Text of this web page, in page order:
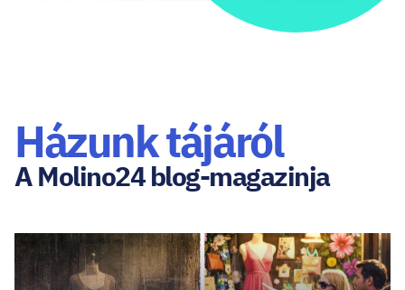
Házunk tájáról
A Molino24 blog-magazinja